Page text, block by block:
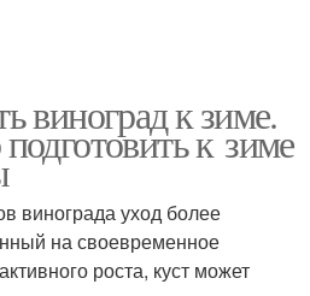
виноград к зиме.
к зиме
винограда уход более
на своевременное
роста, куст может